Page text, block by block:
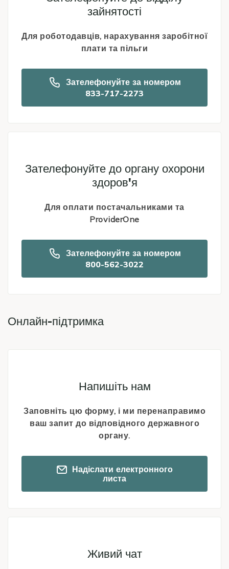
зайнятості
Для роботодавців, нарахування заробітної
плати та пільги
Зателефонуйте за номером
833-717-2273
Зателефонуйте до органу охорони
здоров'я
Для оплати постачальниками та
ProviderOne
Зателефонуйте за номером
800-562-3022
Онлайн-підтримка
Напишіть нам
Заповніть цю форму, і ми перенаправимо
ваш запит до відповідного державного
органу.
Надіслати електронного
листа
Живий чат